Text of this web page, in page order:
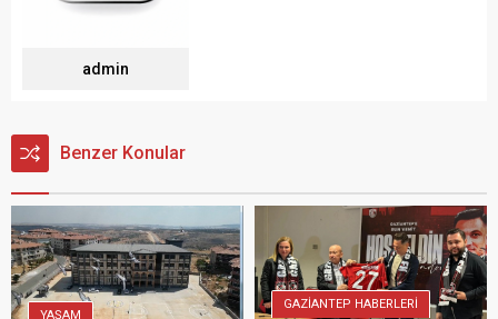
admin
Benzer Konular
YAŞAM
GAZİANTEP HABERLERİ